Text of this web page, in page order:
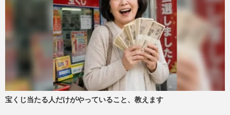
宝くじ当たる人だけがやっていること、教えます